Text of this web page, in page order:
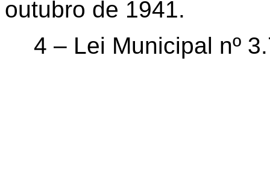
outubro de 1941.
4 – Lei Municipal nº